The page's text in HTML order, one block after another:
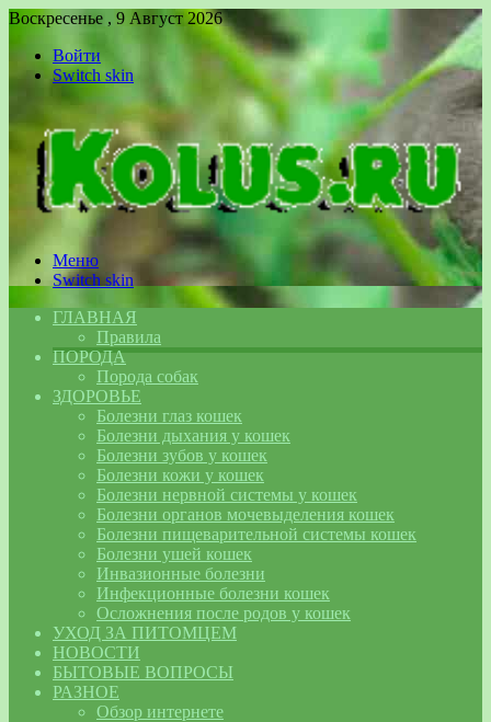
Воскресенье , 9 Август 2026
Войти
Switch skin
Меню
Switch skin
ГЛАВНАЯ
Правила
ПОРОДА
Порода собак
ЗДОРОВЬЕ
Болезни глаз кошек
Болезни дыхания у кошек
Болезни зубов у кошек
Болезни кожи у кошек
Болезни нервной системы у кошек
Болезни органов мочевыделения кошек
Болезни пищеварительной системы кошек
Болезни ушей кошек
Инвазионные болезни
Инфекционные болезни кошек
Осложнения после родов у кошек
УХОД ЗА ПИТОМЦЕМ
НОВОСТИ
БЫТОВЫЕ ВОПРОСЫ
РАЗНОЕ
Обзор интернете